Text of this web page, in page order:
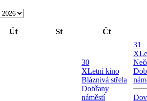
Út St Čt
30
XLetní kino
Bláznivá střela
Dobřany
náměstí
31
X